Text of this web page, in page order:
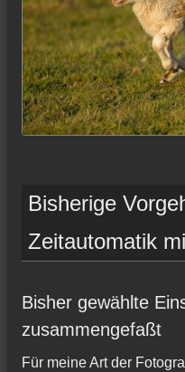
Bisherige
Zeitautomatik
Bisher gewählte
zusammengefaßt
Für meine Art der